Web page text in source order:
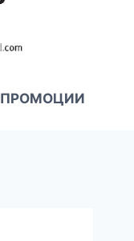
ПРОМОЦИИ